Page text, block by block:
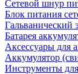
Сетевой шнур
Блок питания
Гальванический
Батарея
Аксессуары для
Аккумулятор
Инструменты